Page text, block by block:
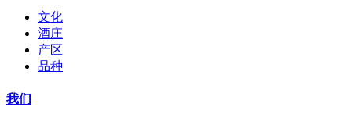
文化
酒庄
产区
品种
我们